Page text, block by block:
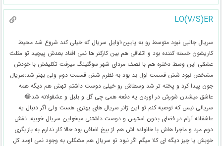
LO(V/S)ER
سریال جالبی نبود متوسط رو به پایین؛اوایل سریال که خیلی کند شروع شد محیط
کاریشون خسته کننده بود و اتفاقی هم بین کارکتر ها نمی افتاد بعدش پیچید تو مثلث
عشقی این وسط دختره هم با نصف مردای شهر سوگتینگ میرفت تکلیفش با خودش
مشخص نبود شش قسمت اول بد بود به نظرم شش قسمت دوم ولی بهتر شد؛سریال
جون پیدا کرد و پخته تر شد وسطاش رو خیلی دوست داشتم تهش هم دیگه همه
عاشق میشدن شورش در اوردن یه دفعه همی چی گل و بلبل و عشقولانه شد😂
سریالی نیس که توصیه کنم تو این ژانر سریال های بهتری هست ولی اگر دنبال یه
عاشقانه آرام در فضای بدون استرس و دوست داشتنی میخواین سریال خوبیه. نقش
دوم مرد و ماجرا هاش با خانواده اش هم از بیخ اضافی بود حالا کار ندارم به بازیگری
خوبش یا چیز دیگه ای کلا میگم اگر نبود تو سریال هم مشکلی به وجود نمی اومد کل